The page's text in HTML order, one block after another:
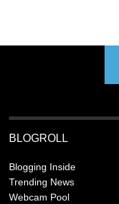
BLOGROLL
Blogging Inside
Trending News
Webcam Pool